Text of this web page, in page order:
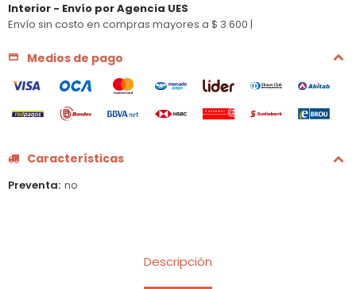
Interior - Envío por Agencia UES
Envío sin costo en compras mayores a $ 3.600 |
Medios de pago
Características
Preventa no
Descripción